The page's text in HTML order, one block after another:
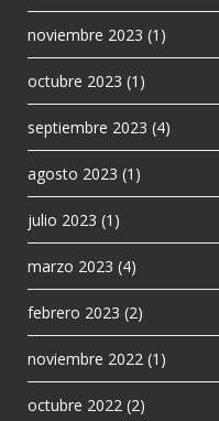
noviembre 2023 (1)
octubre 2023 (1)
septiembre 2023 (4)
agosto 2023 (1)
julio 2023 (1)
marzo 2023 (4)
febrero 2023 (2)
noviembre 2022 (1)
octubre 2022 (2)